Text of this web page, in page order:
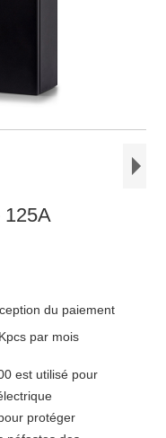
125A
du paiement
par mois
est utilisé pour
protéger